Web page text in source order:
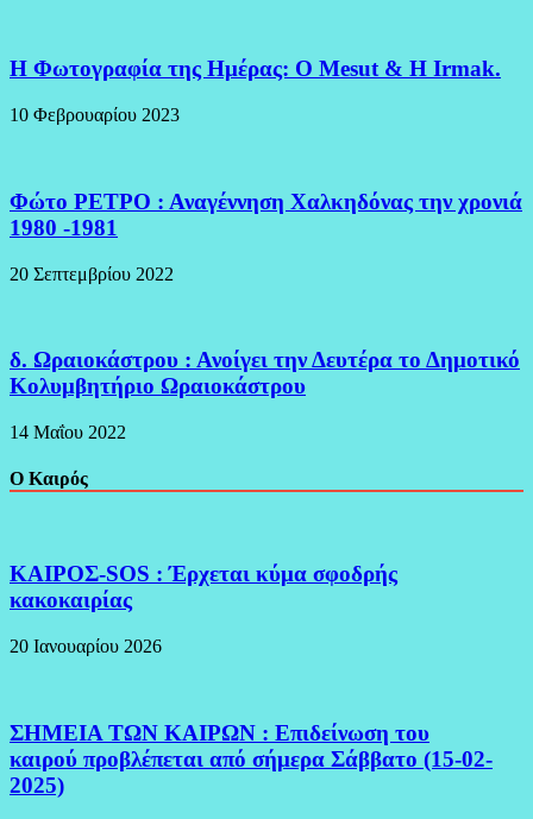
H Φωτογραφία της Ημέρας: O Mesut & Η Irmak.
10 Φεβρουαρίου 2023
Φώτο ΡΕΤΡΟ : Αναγέννηση Χαλκηδόνας την χρονιά
1980 -1981
20 Σεπτεμβρίου 2022
δ. Ωραιοκάστρου : Ανοίγει την Δευτέρα το Δημοτικό
Κολυμβητήριο Ωραιοκάστρου
14 Μαΐου 2022
Ο Καιρός
ΚΑΙΡΟΣ-SOS : Έρχεται κύμα σφοδρής
κακοκαιρίας
20 Ιανουαρίου 2026
ΣΗΜΕΙΑ ΤΩΝ ΚΑΙΡΩΝ : Επιδείνωση του
καιρού προβλέπεται από σήμερα Σάββατο (15-02-
2025)